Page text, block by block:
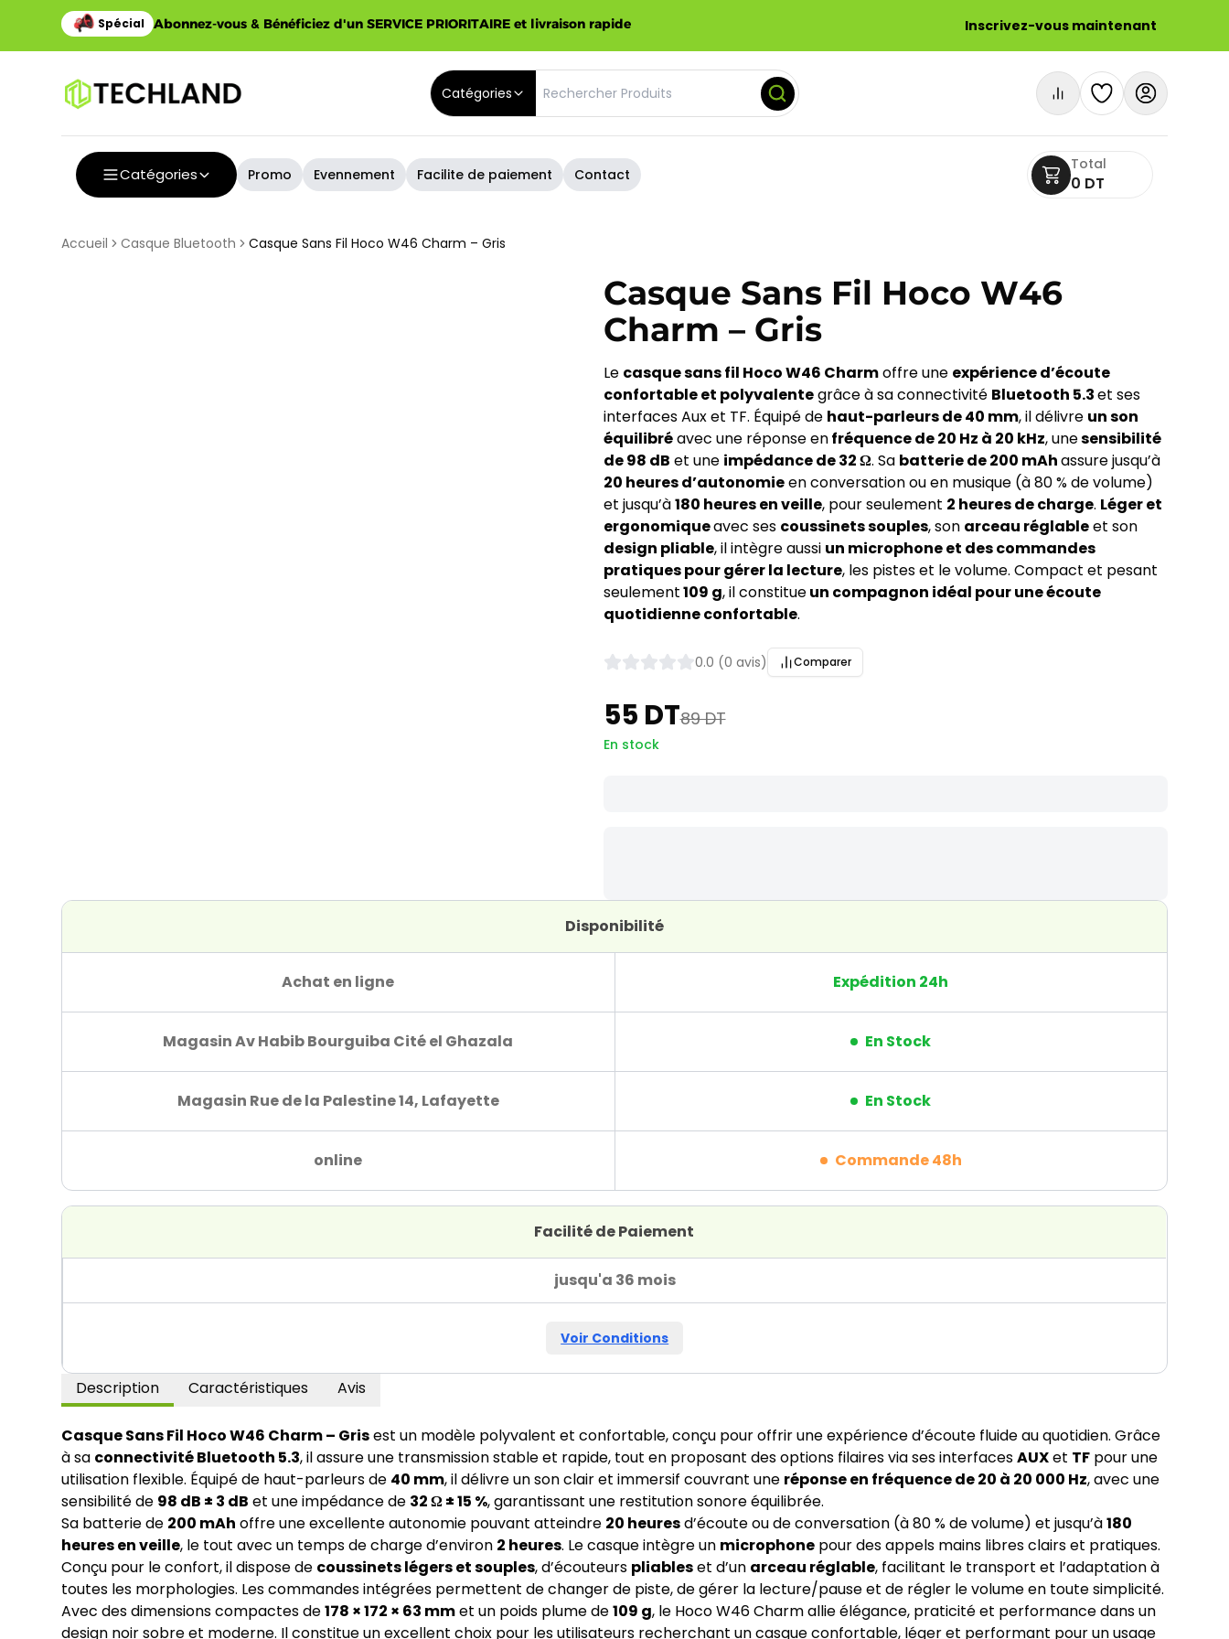
Abonnez-vous & Bénéficiez d'un SERVICE PRIORITAIRE et livraison rapide Inscrivez-vous maintenant
Catégories
Catégories Promo Evennement Facilite de paiement Contact
Total
0 DT
Accueil Casque Bluetooth Casque Sans Fil Hoco W46 Charm – Gris
Casque Sans Fil Hoco W46
Charm – Gris
Le casque sans fil Hoco W46 Charmoffre une expérience d’écoute
confortable et polyvalentegrâce à sa connectivité Bluetooth 5.3et ses
interfaces Aux et TF. Équipé de haut-parleurs de 40 mm, il délivre un son
équilibréavec une réponse enfréquence de 20 Hz à 20 kHz, unesensibilité
de 98 dB et une impédance de 32 Ω. Sa batterie de 200 mAhassure jusqu’à
20 heures d’autonomieen conversation ou en musique (à 80 % de volume)
et jusqu’à180 heures en veille, pour seulement 2 heures de charge. Léger et
ergonomiqueavec ses coussinets souples, son arceau réglableet son
design pliable, il intègre aussi un microphone et des commandes
pratiques pour gérer la lecture, les pistes et le volume. Compact et pesant
seulement109 g, il constitueun compagnon idéal pour une écoute
quotidienne confortable.
0.0 (0 avis) Comparer
55 DT89 DT
En stock
Disponibilité
Achat en ligne Expédition 24h
Magasin Av Habib Bourguiba Cité el Ghazala En Stock
Magasin Rue de la Palestine 14, Lafayette En Stock
online Commande 48h
Facilité de Paiement
jusqu'a 36 mois
Voir Conditions
Description Caractéristiques Avis
Casque Sans Fil Hoco W46 Charm – Grisest un modèle polyvalent et confortable, conçu pour offrir une expérience d’écoute fluide au quotidien. Grâce
à sa connectivité Bluetooth 5.3, il assure une transmission stable et rapide, tout en proposant des options filaires via ses interfacesAUXet TF pour une
utilisation flexible. Équipé de haut-parleurs de 40 mm, il délivre un son clair et immersif couvrant une réponse en fréquence de 20 à 20 000 Hz, avec une
sensibilité de 98 dB ± 3 dB et une impédance de 32 Ω ± 15 %, garantissant une restitution sonore équilibrée.
Sa batterie de 200 mAh offre une excellente autonomie pouvant atteindre 20 heuresd’écoute ou de conversation (à 80 % de volume) et jusqu’à180
heures en veille, le tout avec un temps de charge d’environ 2 heures. Le casque intègre un microphone pour des appels mains libres clairs et pratiques.
Conçu pour le confort, il dispose de coussinets légers et souples, d’écouteurs pliableset d’un arceau réglable, facilitant le transport et l’adaptation à
toutes les morphologies. Les commandes intégrées permettent de changer de piste, de gérer la lecture/pause et de régler le volume en toute simplicité.
Avec des dimensions compactes de178 × 172 × 63 mmet un poids plume de109 g, le Hoco W46 Charm allie élégance, praticité et performance dans un
design noir sobre et moderne. Il constitue un excellent choix pour les utilisateurs recherchant un casque confortable, léger et performant pour un usage